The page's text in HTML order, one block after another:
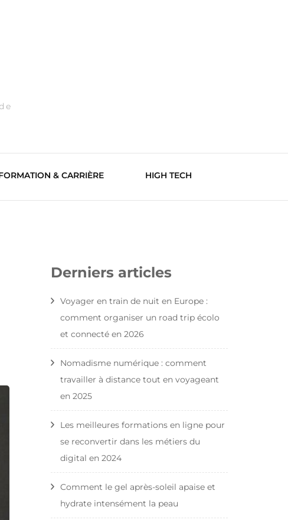
& CARRIÈRE HIGH TECH
Derniers articles
Voyager en train de nuit en Europe :
comment organiser un road trip écolo
et connecté en 2026
Nomadisme numérique : comment
travailler à distance tout en voyageant
en 2025
Les meilleures formations en ligne pour
se reconvertir dans les métiers du
digital en 2024
Comment le gel après-soleil apaise et
hydrate intensément la peau